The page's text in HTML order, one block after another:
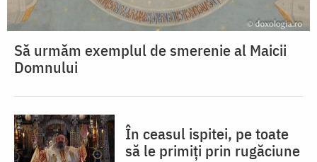
Să urmăm exemplul de smerenie al Maicii
Domnului
În ceasul ispitei, pe toate
să le primiți prin rugăciune